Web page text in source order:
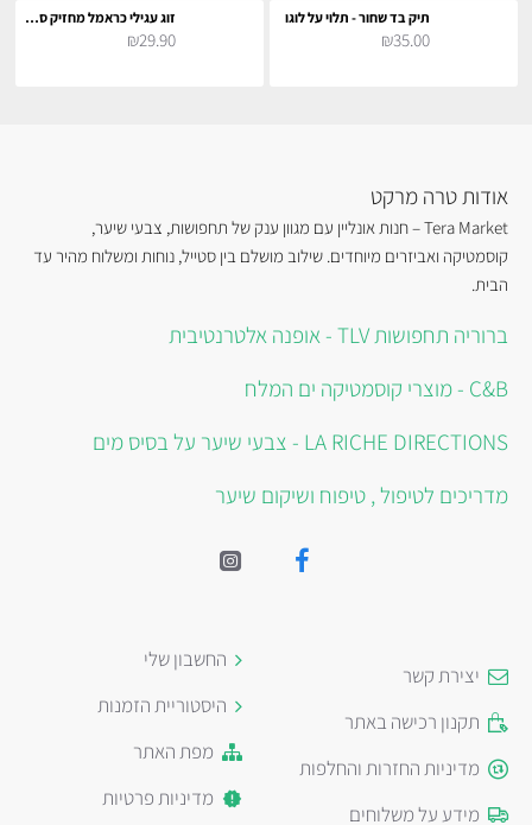
תיק בד שחור - תלוי על לוגו
₪35.00
זוג עגילי כראמל מחזיק ספרים
₪29.90
אודות טרה מרקט
Tera Market – חנות אונליין עם מגוון ענק של תחפושות, צבעי שיער,
קוסמטיקה ואביזרים מיוחדים. שילוב מושלם בין סטייל, נוחות ומשלוח מהיר עד
הבית.
ברוריה תחפושות TLV - אופנה אלטרנטיבית
C&B - מוצרי קוסמטיקה ים המלח
LA RICHE DIRECTIONS - צבעי שיער על בסיס מים
מדריכים לטיפול , טיפוח ושיקום שיער
יצירת קשר
תקנון רכישה באתר
מדיניות החזרות והחלפות
מידע על משלוחים
החשבון שלי
היסטוריית הזמנות
מפת האתר
מדיניות פרטיות